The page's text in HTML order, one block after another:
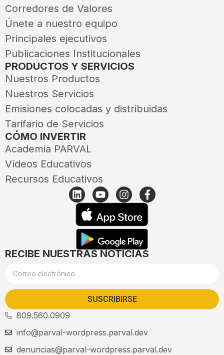
Corredores de Valores
Únete a nuestro equipo
Principales ejecutivos
Publicaciones Institucionales
PRODUCTOS Y SERVICIOS
Nuestros Productos
Nuestros Servicios
Emisiones colocadas y distribuidas
Tarifario de Servicios
CÓMO INVERTIR
Academia PARVAL
Vídeos Educativos
Recursos Educativos
RECIBE NUESTRAS NOTICIAS
SUSCRIBIRSE
809.560.0909
info@parval-wordpress.parval.dev
denuncias@parval-wordpress.parval.dev